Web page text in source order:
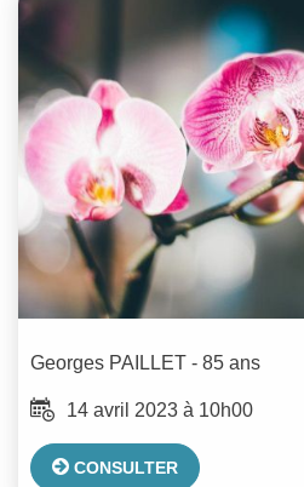
Georges PAILLET - 85 ans
14 avril 2023 à 10h00
CONSULTER